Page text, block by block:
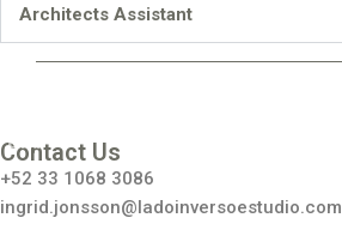
Architects Assistant
am
Contact Us
+52 33 1068 3086
ingrid.jonsson@ladoinversoestudio.com